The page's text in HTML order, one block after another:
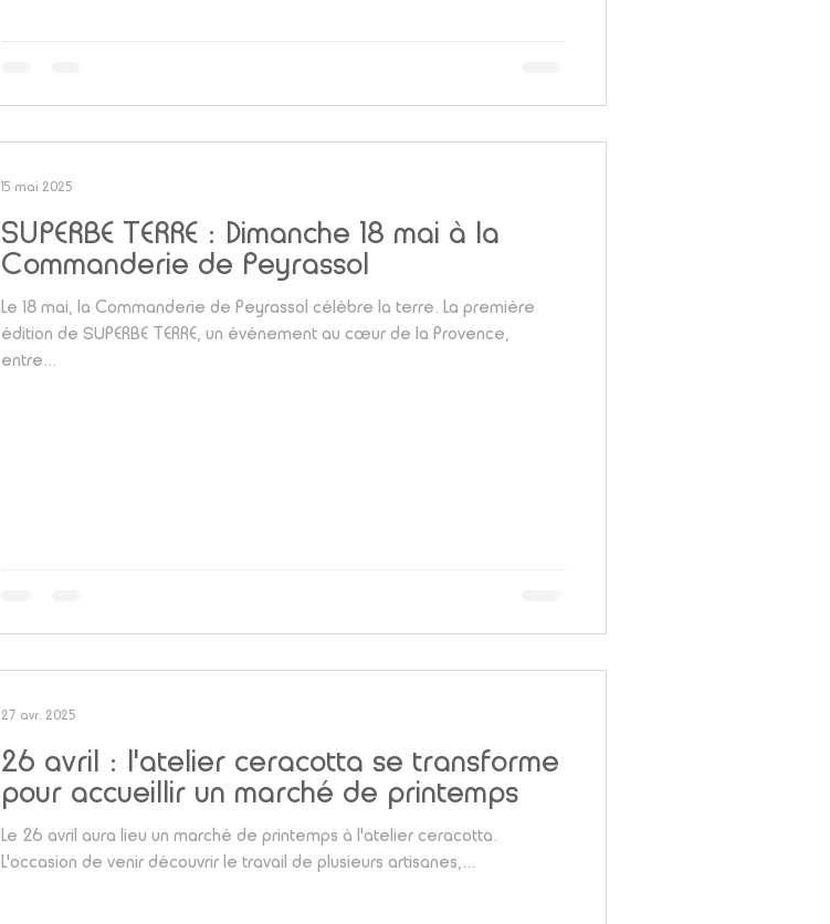
SUPERBE TERRE : Dimanche 18 mai à la
Commanderie de Peyrassol
Le 18 mai, la Commanderie de Peyrassol célèbre la terre. La première
édition de SUPERBE TERRE, un événement au cœur de la Provence,
entre...
15 mai 2025
26 avril : l'atelier ceracotta se transforme
pour accueillir un marché de printemps
Le 26 avril aura lieu un marché de printemps à l'atelier ceracotta.
L'occasion de venir découvrir le travail de plusieurs artisanes,...
27 avr. 2025